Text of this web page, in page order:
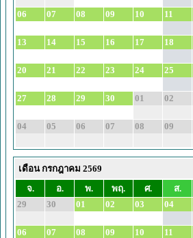
06 07 08 09 10 11
13 14 15 16 17 18
20 21 22 23 24 25
27 28 29 30 01 02
04 05 06 07 08 09
เดือน กรกฎาคม 2569
จ.
อ. พ. พฤ. ศ. ส.
29
30 01 02 03 04
06 07 08 09 10 11